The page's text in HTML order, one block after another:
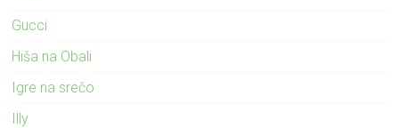
Gucci
Hiša na Obali
Igre na srečo
Illy